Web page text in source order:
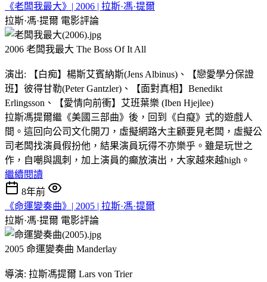
《老闆我最大》| 2006 | 拉斯·馮·提爾
拉斯·馮·提爾 電影評論
2006 老闆我最大 The Boss Of It All
演出: 【白痴】楊斯艾賓納斯(Jens Albinus)、【戀愛學分保證
班】彼得甘勒(Peter Gantzler)、【面對真相】Benedikt
Erlingsson、【愛情向前衝】艾班葉樂 (Iben Hjejlee)
拉斯馮提爾繼《美國三部曲》後，回到《白癡》式的遊戲人
間。這回向公司文化開刀，虛擬網路大主顧要見老闆，虛擬公
司老闆找演員假扮他，結果演員玩得不亦樂乎。雖是玩世之
作，自嘲與諷刺，加上演員的癲放演出，大家越來越high。
繼續閱讀
8年前
《命運變奏曲》| 2005 | 拉斯·馮·提爾
拉斯·馮·提爾 電影評論
2005 命運變奏曲 Manderlay
導演: 拉斯馮提爾 Lars von Trier